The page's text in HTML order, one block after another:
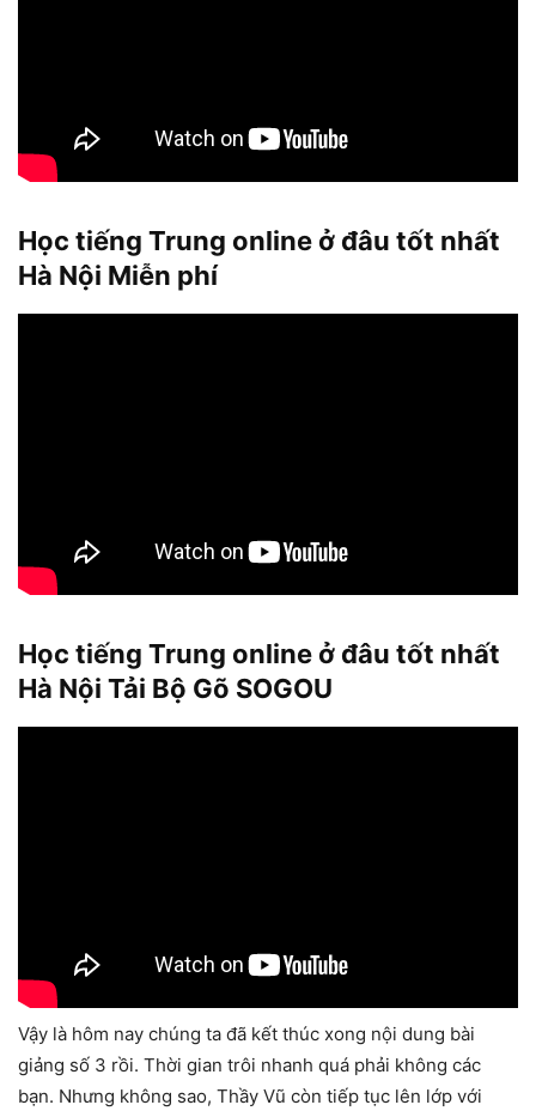
Học tiếng Trung online ở đâu tốt nhất
Hà Nội Miễn phí
Học tiếng Trung online ở đâu tốt nhất
Hà Nội Tải Bộ Gõ SOGOU
Vậy là hôm nay chúng ta đã kết thúc xong nội dung bài
giảng số 3 rồi. Thời gian trôi nhanh quá phải không các
bạn. Nhưng không sao, Thầy Vũ còn tiếp tục lên lớp với